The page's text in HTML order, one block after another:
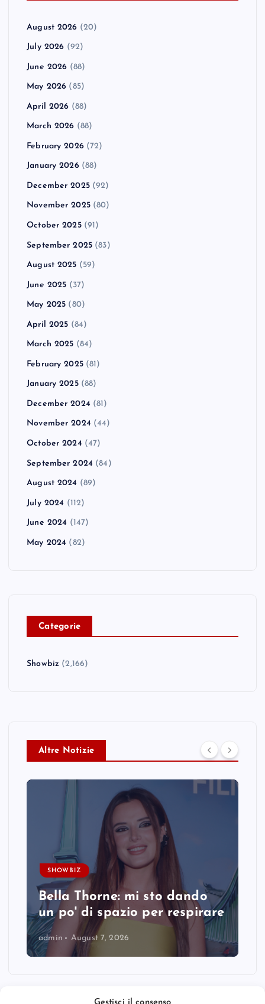
August 2026 (20)
July 2026 (92)
June 2026 (88)
May 2026 (85)
April 2026 (88)
March 2026 (88)
February 2026(72)
January 2026(88)
December 2025(92)
November 2025(80)
October 2025(91)
September 2025 (83)
August 2025 (59)
June 2025 (37)
May 2025 (80)
April 2025 (84)
March 2025 (84)
February 2025(81)
January 2025(88)
December 2024 (81)
November 2024 (44)
October 2024 (47)
September 2024 (84)
August 2024 (89)
July 2024 (112)
June 2024 (147)
May 2024 (82)
Categorie
Showbiz (2,166)
Altre Notizie
SHOWBIZ
Bella Thorne: mi sto dando
un po' di spazio per respirare
admin August 7, 2026